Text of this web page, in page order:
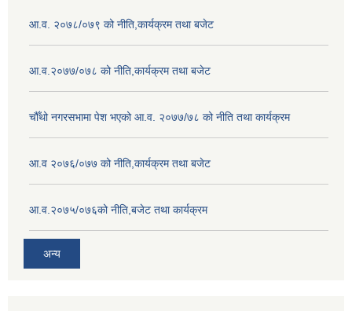
आ.व. २०७८/०७९ को नीति,कार्यक्रम तथा बजेट
आ.व.२०७७/०७८ को नीति,कार्यक्रम तथा बजेट
चौँथो नगरसभामा पेश भएको आ.व. २०७७/७८ को नीति तथा कार्यक्रम
आ.व २०७६/०७७ को नीति,कार्यक्रम तथा बजेट
आ.व.२०७५/०७६को नीति,बजेट तथा कार्यक्रम
अन्य